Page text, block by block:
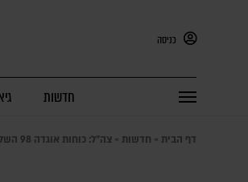
כניסה
חדשות
דף הבית » חדשות » צה”ל: כוחות אוגדה 98 השלימו את משימתם בח’אן יונס